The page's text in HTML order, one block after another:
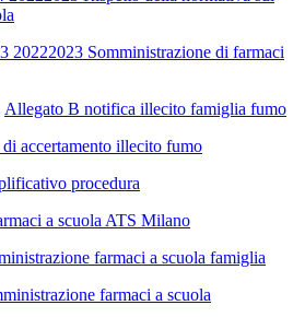
20222023 Somministrazione di farmaci
Allegato B notifica illecito famiglia fumo
accertamento illecito fumo
procedura
a scuola ATS Milano
farmaci a scuola famiglia
farmaci a scuola